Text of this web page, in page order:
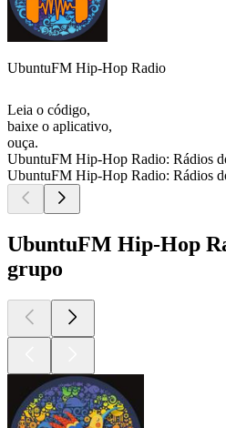
UbuntuFM Hip-Hop Radio
Leia o código,
baixe o aplicativo,
ouça.
UbuntuFM Hip-Hop Radio: Rádios
UbuntuFM Hip-Hop Radio: Rádios
UbuntuFM Hip-Hop
grupo